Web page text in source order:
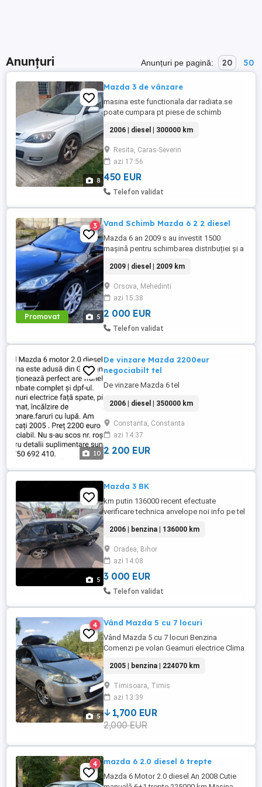
Anunțuri Anunțuri pe pagină: 20 50
8
Mazda 3 de vânzare
masina este functionala dar radiata.se
poate cumpara pt piese de schimb
2006 | diesel | 300000 km
Resita, Caras-Severin
azi 17:56
450 EUR
Telefon validat
Promovat 5
3 Vand Schimb Mazda 6 2 2 diesel
Mazda 6 an 2009 s au investit 1500
mașină pentru schimbarea distribuției și a
consumabile Mașina are keyles
entrykeyles go webasto încălzire scaune
clima duală piele scaune electrice cârlig
remorcare,etc. Se da la prețul acesta
fiindcă este afectată de grindină ...
2009 | diesel | 2009 km
Orsova, Mehedinti
azi 15:38
2 000 EUR
Telefon validat
10
De vinzare Mazda 2200eur
negociabilt tel
De vinzare Mazda 6 tel
2006 | diesel | 350000 km
Constanta, Constanta
azi 14:37
2 200 EUR
5
Mazda 3 BK
km putin 136000 recent efectuate
verificare technica anvelope noi info pe tel
2006 | benzina | 136000 km
Oradea, Bihor
azi 14:08
3 000 EUR
Telefon validat
5
4 Vând Mazda 5 cu 7 locuri
Vând Mazda 5 cu 7 locuri Benzina
Comenzi pe volan Geamuri electrice Clima
2005 | benzina | 224070 km
Timisoara, Timis
azi 13:39
1,700 EUR
2,000 EUR
4 mazda 6 2.0 diesel 6 trepte
Mazda 6 Motor 2.0 diesel An 2008 Cutie